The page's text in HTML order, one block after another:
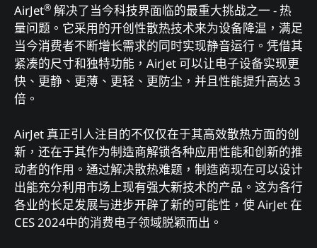
AirJet® 解决了当今科技界面临的最重大挑战之一 - 热
量问题。它采用的开创性散热技术来为设备降温，满足
当今消费者不断增长需求的同时实现静音运行。凭借其
紧凑的尺寸和独特功能，AirJet 可以让电子设备实现更
快、更静、更薄、更轻、更防尘，并且性能提升高达 3
倍。
AirJet 真正引人注目的不仅仅在于其高效散热方面的创
新，还在于其作为制造商解锁各种应用性能和创新的推
动者的作用。通过解决散热难题，制造商现在可以设计
出能充分利用市场上现有强大新技术的产品。这为各行
各业的长足发展与进步开辟了新的可能性，使 AirJet 在
CES 2024中的消费电子领域脱颖而出。